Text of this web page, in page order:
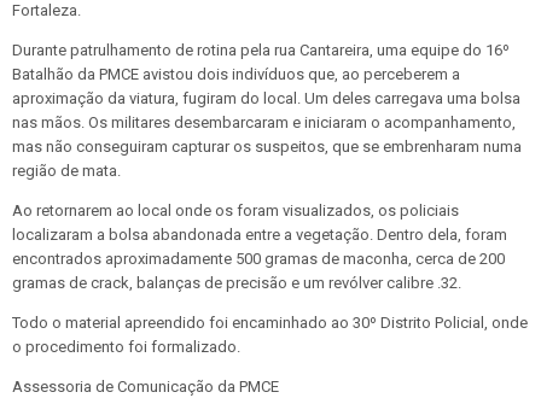
Fortaleza.
Durante patrulhamento de rotina pela rua Cantareira, uma equipe do 16º
Batalhão da PMCE avistou dois indivíduos que, ao perceberem a
aproximação da viatura, fugiram do local. Um deles carregava uma bolsa
nas mãos. Os militares desembarcaram e iniciaram o acompanhamento,
mas não conseguiram capturar os suspeitos, que se embrenharam numa
região de mata.
Ao retornarem ao local onde os foram visualizados, os policiais
localizaram a bolsa abandonada entre a vegetação. Dentro dela, foram
encontrados aproximadamente 500 gramas de maconha, cerca de 200
gramas de crack, balanças de precisão e um revólver calibre .32.
Todo o material apreendido foi encaminhado ao 30º Distrito Policial, onde
o procedimento foi formalizado.
Assessoria de Comunicação da PMCE